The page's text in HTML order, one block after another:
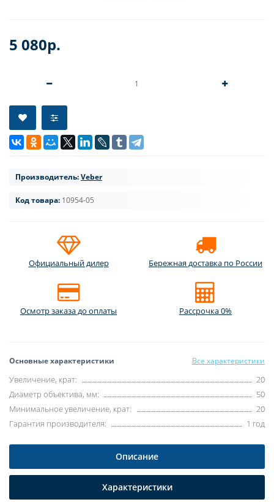
5 080р.
Производитель:Veber
Код товара: 10954-05
Официальный дилер Бережная доставка по России
Осмотр заказа до оплаты Рассрочка 0%
Основные характеристики Все характеристики
Увеличение, крат:
20
Диаметр объектива, мм:
50
Минимальное увеличение, крат:
20
Гарантия производителя:
1 год
Описание
Характеристики